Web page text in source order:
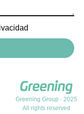
Greening Group · 2025
All rights reserved